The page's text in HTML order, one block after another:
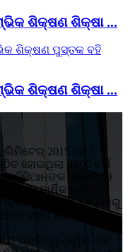
ଶିକ୍ଷଣ ଶିକ୍ଷା ...
ଶିକ୍ଷଣ ଶିକ୍ଷା ...
2015 ରେ 1
ହୋଇଥିଲା |1000 ବର୍ଗ
ସମେତ 50
ବାର୍ଷିକ ମୋଟ
ପ୍ରିଣ୍ଟିଙ୍ଗ୍ ଠାରୁ
ସେବା ଯୋଗାଇ
ପ୍ରତିଦ୍ୱନ୍ଦ୍ୱିତା ଏବଂ